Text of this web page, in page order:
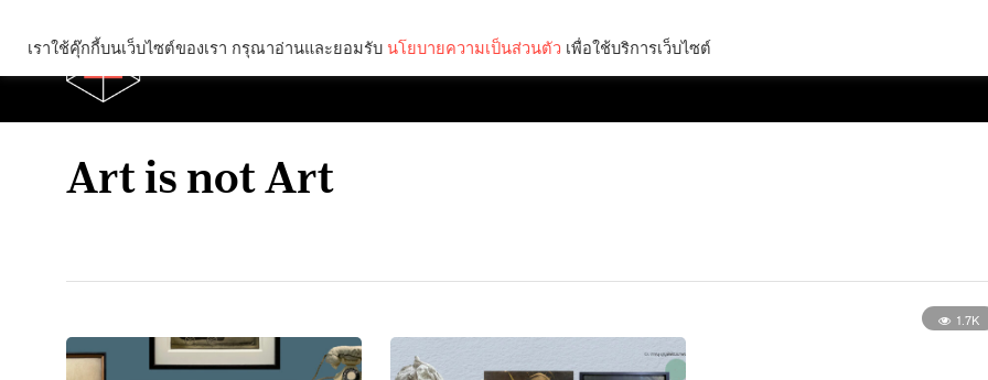
Art is not Art
1.7K
เราใช้คุ๊กกี้บนเว็บไซต์ของเรา กรุณาอ่านและยอมรับ นโยบายความเป็นส่วนตัว เพื่อใช้บริการเว็บไซต์